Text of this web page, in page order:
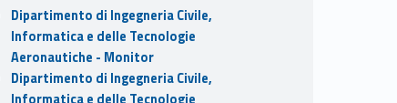
Dipartimento di Ingegneria Civile,
Informatica e delle Tecnologie
Aeronautiche - Monitor
Dipartimento di Ingegneria Civile,